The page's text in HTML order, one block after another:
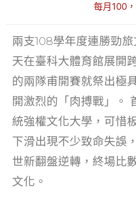
e
b
o
o
k
itt
er
ai
l
每月100
兩支108學年度連勝勁
天在臺科大體育館展開
的兩隊甫開賽就祭出極
開激烈的「肉搏戰」。
統強權文化大學，可惜
下滑出現不少致命失誤
世新翻盤逆轉，終場比
文化。